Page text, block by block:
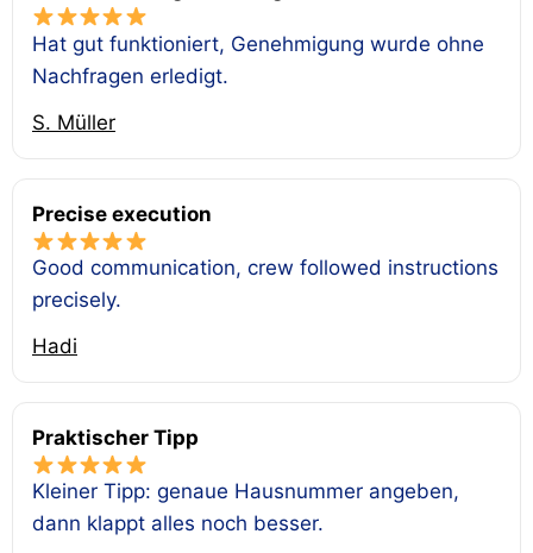
Hat gut funktioniert, Genehmigung wurde ohne
Nachfragen erledigt.
S. Müller
Precise execution
Good communication, crew followed instructions
precisely.
Hadi
Praktischer Tipp
Kleiner Tipp: genaue Hausnummer angeben,
dann klappt alles noch besser.